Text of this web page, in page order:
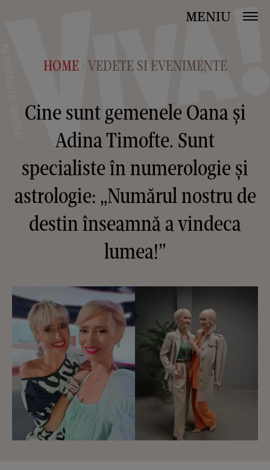
MENIU
HOME > VEDETE SI EVENIMENTE
Cine sunt gemenele Oana și
Adina Timofte. Sunt
specialiste în numerologie și
astrologie: „Numărul nostru de
destin înseamnă a vindeca
lumea!”